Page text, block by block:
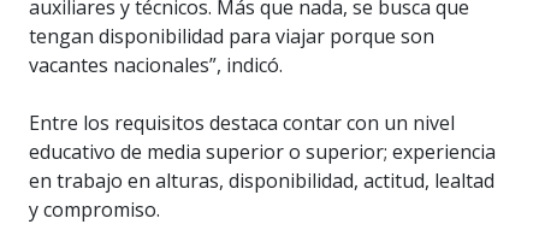
auxiliares y técnicos. Más que nada, se busca que
tengan disponibilidad para viajar porque son
vacantes nacionales”, indicó.
Entre los requisitos destaca contar con un nivel
educativo de media superior o superior; experiencia
en trabajo en alturas, disponibilidad, actitud, lealtad
y compromiso.